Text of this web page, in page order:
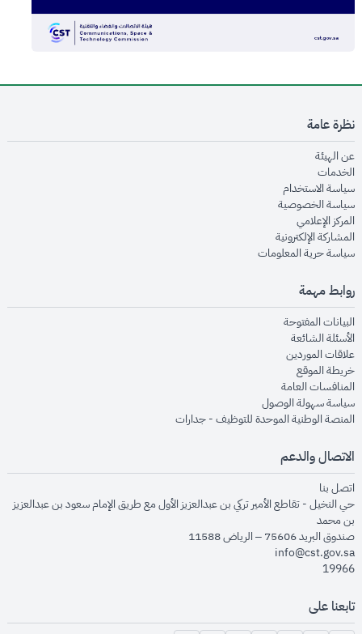
نظرة عامة
عن الهيئةopens in new window
الخدماتopens in new window
سياسة الاستخدام
سياسة الخصوصيةopens in new window
المركز الإعلاميopens in new window
المشاركة الإلكترونيةopens in new window
سياسة حرية المعلوماتopens in new window
روابط مهمة
البيانات المفتوحةopens in new window
الأسئلة الشائعةopens in new window
علاقات الموردينopens in new window
خريطة الموقعopens in new window
المنافسات العامةopens in new window
سياسة سهولة الوصولopens in new window
المنصة الوطنية الموحدة للتوظيف - جداراتopens in new window
الاتصال والدعم
اتصل بنا
حي النخيل - تقاطع الأمير تركي بن عبدالعزيز الأول مع طريق الإمام سعود بن عبدالعزيز
بن محمد
صندوق البريد 75606 – الرياض 11588
info@cst.gov.sa
19966
تابعنا على